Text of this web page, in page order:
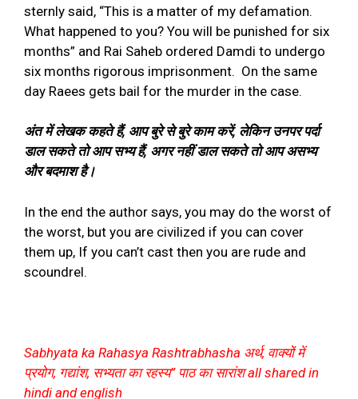
sternly said, “This is a matter of my defamation.
What happened to you? You will be punished for six
months” and Rai Saheb ordered Damdi to undergo
six months rigorous imprisonment. On the same
day Raees gets bail for the murder in the case.
अंत में लेखक कहते हैं, आप बुरे से बुरे काम करें, लेकिन उनपर पर्दा
डाल सकते तो आप सभ्य हैं, अगर नहीं डाल सकते तो आप असभ्य
और बदमाश है।
In the end the author says, you may do the worst of
the worst, but you are civilized if you can cover
them up, If you can’t cast then you are rude and
scoundrel.
Sabhyata ka Rahasya Rashtrabhasha अर्थ, वाक्यों में
प्रयोग, गद्यांश, सभ्यता का रहस्य” पाठ का सारांश all shared in
hindi and english